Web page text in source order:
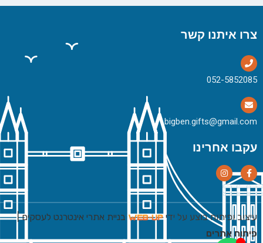
צרו איתנו קשר
bigben.gifts@gmail.com
עקבו אחרינו
עיצוב ופיתוח בוצע על ידי בניית אתרי אינטרנט לעסקים|
פיתוח אתרים